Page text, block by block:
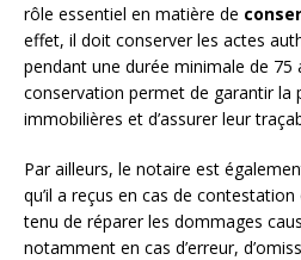
rôle essentiel en matière de
effet, il doit conserver les actes
pendant une durée minimale de 75
conservation permet de garantir la
immobilières et d’assurer leur
Par ailleurs, le notaire est
qu’il a reçus en cas de
tenu de réparer les dommages
notamment en cas d’erreur,